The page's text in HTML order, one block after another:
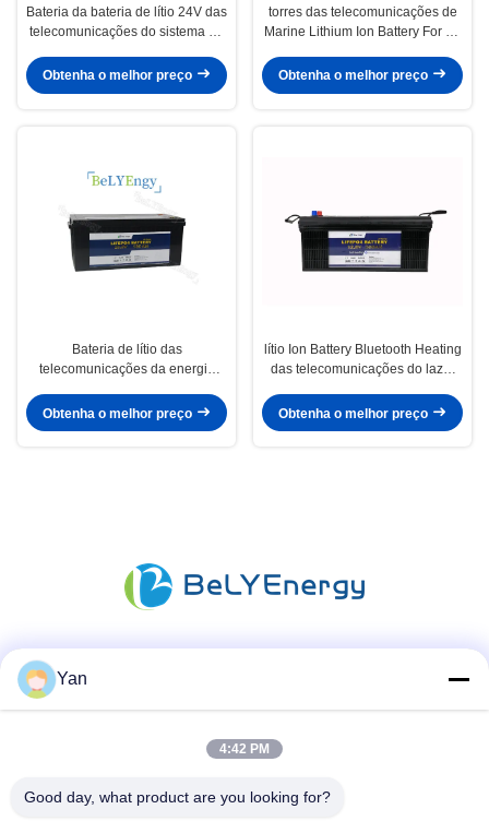
Bateria da bateria de lítio 24V das
telecomunicações do sistema de
Obtenha o melhor preço
torres das telecomunicações de
Marine Lithium Ion Battery For da
Obtenha o melhor preço
Bateria de lítio das
telecomunicações da energia
equipamento médico
Obtenha o melhor preço
lítio Ion Battery Bluetooth Heating
das telecomunicações do lazer
Obtenha o melhor preço
Yan
4:42 PM
Good day, what product are you looking for?